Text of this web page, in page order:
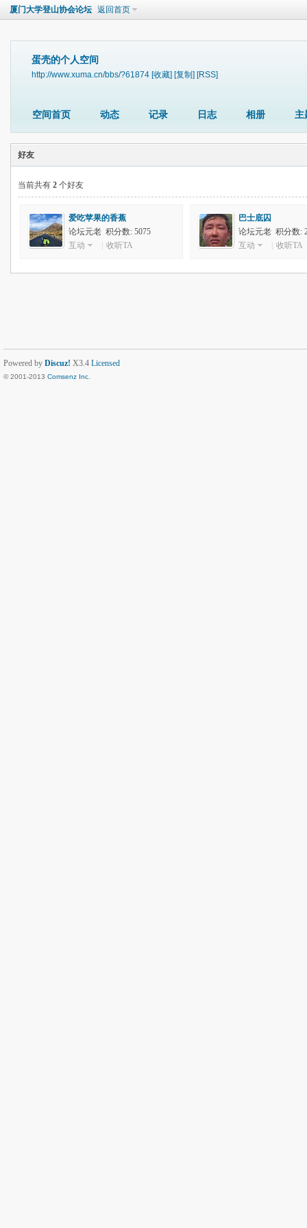
厦门大学登山协会论坛 返回首页
蛋壳的个人空间
http://www.xuma.cn/bbs/?61874 [收藏] [复制] [RSS]
空间首页 动态 记录 日志 相册 主
好友
当前共有 2 个好友
爱吃苹果的香蕉
论坛元老 积分数: 5075
互动
收听TA
巴士底囚
论坛元老 积分数:
互动
收听TA
Powered by Discuz! X3.4 Licensed
© 2001-2013 Comsenz Inc.